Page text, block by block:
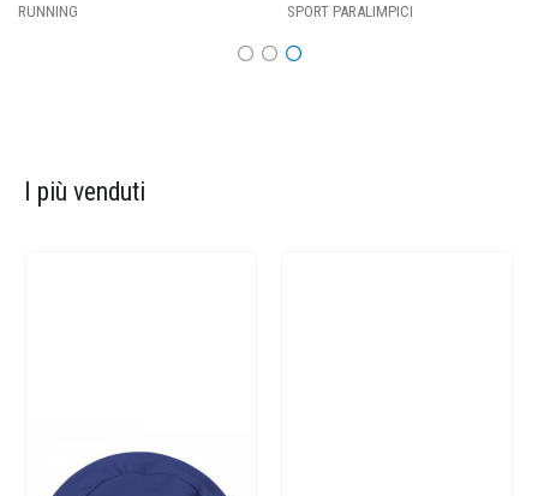
SPORT PARALIMPICI
I più venduti